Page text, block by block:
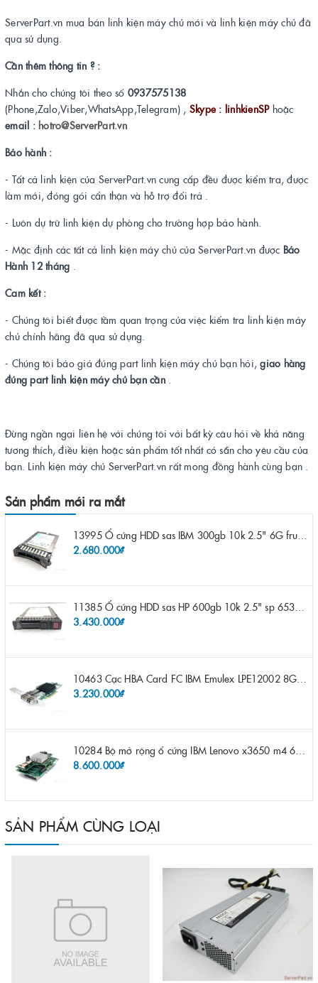
ServerPart.vn mua bán linh kiện máy chủ mới và linh kiện máy chủ đã
qua sử dụng.
Cần thêm thông tin ? :
Nhắn cho chúng tôi theo số 0937575138
(Phone,Zalo,Viber,WhatsApp,Telegram) , Skype : linhkienSPhoặc
email : hotro@ServerPart.vn
Bảo hành :
- Tất cả linh kiện của ServerPart.vn cung cấp đều được kiểm tra, được
làm mới, đóng gói cẩn thận và hỗ trợ đổi trả .
- Luôn dự trữ linh kiện dự phòng cho trường hợp bảo hành.
- Mặc định các tất cả linh kiện máy chủ của ServerPart.vn được Bảo
Hành 12 tháng
Cam kết :
- Chúng tôi biết được tầm quan trọng của việc kiểm tra linh kiện máy
chủ chính hãng đã qua sử dụng.
- Chúng tôi báo giá đúng part linh kiện máy chủ bạn hỏi,giao hàng
đúng part linh kiện máy chủ bạn cần.
Đừng ngần ngại liên hệ với chúng tôi với bất kỳ câu hỏi về khả năng
tương thích, điều kiện hoặc sản phẩm tốt nhất có sẵn cho yêu cầu của
bạn. Linh kiện máy chủ ServerPart.vn rất mong đồng hành cùng bạn .
Sản phẩm mới ra mắt
2.680.000₫
3.430.000₫
3.230.000₫
8.600.000₫
SẢN PHẨM CÙNG LOẠI